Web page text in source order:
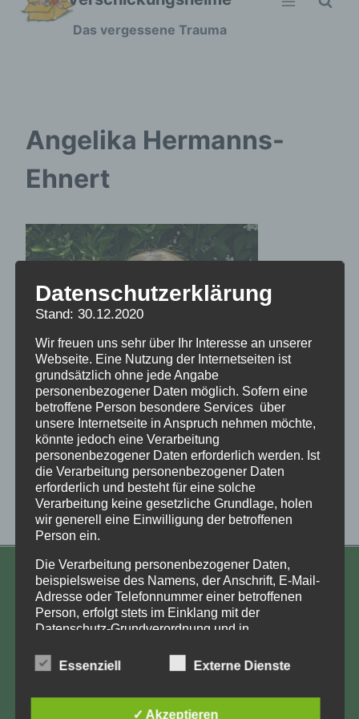
Zum
Das vergessene Trauma
Angelika Hermanns-
Ehnert
KONTAKT
Aufarbeitung und Erforschung
Kinderverschickung e.V.
Anja Röhl
12059 Berlin
Datenschutzerklärung
Stand: 30.12.2020
Wir freuen uns sehr über Ihr Interesse an unserer
Webseite. Eine Nutzung der Internetseiten ist
grundsätzlich ohne jede Angabe
personenbezogener Daten möglich. Sofern eine
betroffene Person besondere Services über
unsere Internetseite in Anspruch nehmen möchte,
könnte jedoch eine Verarbeitung
personenbezogener Daten erforderlich werden. Ist
die Verarbeitung personenbezogener Daten
erforderlich und besteht für eine solche
Verarbeitung keine gesetzliche Grundlage, holen
wir generell eine Einwilligung der betroffenen
Person ein.
Die Verarbeitung personenbezogener Daten,
beispielsweise des Namens, der Anschrift, E-Mail-
Adresse oder Telefonnummer einer betroffenen
Person, erfolgt stets im Einklang mit der
Datenschutz-Grundverordnung und in
landesspezifischen Datenschutzbestimmungen.
und Zweck der von uns erhobenen, genutzten und
Essenziell Externe Dienste
✓ Akzeptieren